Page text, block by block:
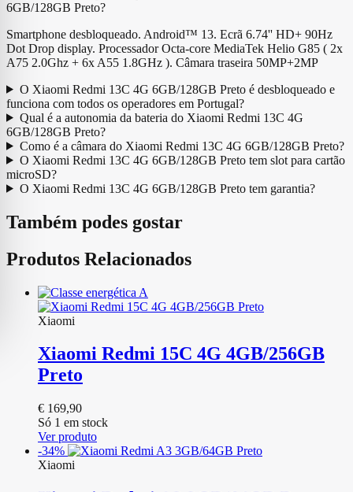
6GB/128GB Preto?
Smartphone desbloqueado. Android™ 13. Ecrã 6.74'' HD+ 90Hz
Dot Drop display. Processador Octa-core MediaTek Helio G85 ( 2x
A75 2.0Ghz + 6x A55 1.8GHz ). Câmara traseira 50MP+2MP
O Xiaomi Redmi 13C 4G 6GB/128GB Preto é desbloqueado e
funciona com todos os operadores em Portugal?
Qual é a autonomia da bateria do Xiaomi Redmi 13C 4G
6GB/128GB Preto?
Como é a câmara do Xiaomi Redmi 13C 4G 6GB/128GB Preto?
O Xiaomi Redmi 13C 4G 6GB/128GB Preto tem slot para cartão
microSD?
O Xiaomi Redmi 13C 4G 6GB/128GB Preto tem garantia?
Também podes gostar
Produtos Relacionados
Xiaomi
Xiaomi Redmi 15C 4G 4GB/256GB
Preto
€ 169,90
Só 1 em stock
Ver produto
-34%
Xiaomi